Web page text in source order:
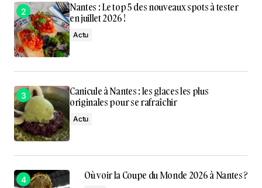
Nantes : Le top 5 des nouveaux spots à tester
en juillet 2026 !
Actu
Canicule à Nantes : les glaces les plus
originales pour se rafraîchir
Actu
Où voir la Coupe du Monde 2026 à Nantes ?